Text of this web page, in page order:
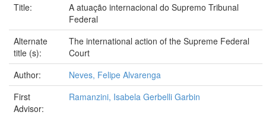
Title:
A atuação internacional do Supremo Tribunal
Federal
Alternate
title (s):
The international action of the Supreme Federal
Court
Author:
Neves, Felipe Alvarenga
First
Advisor:
Ramanzini, Isabela Gerbelli Garbin